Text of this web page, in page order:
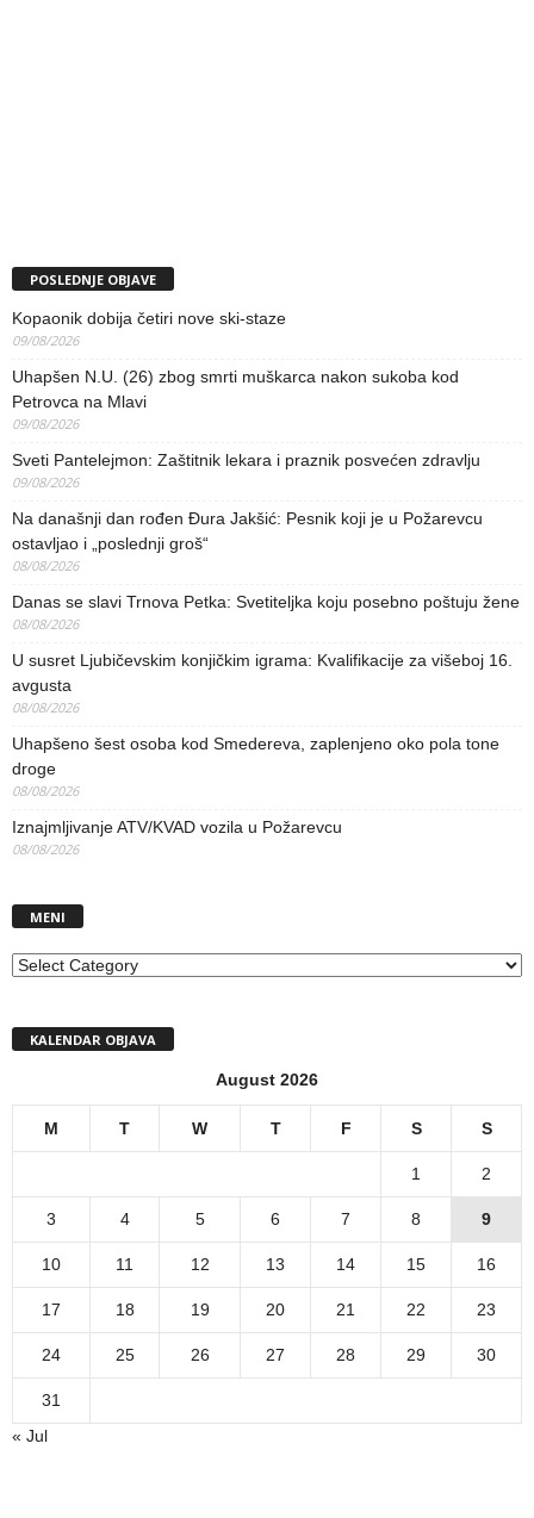
POSLEDNJE OBJAVE
Kopaonik dobija četiri nove ski-staze
09/08/2026
Uhapšen N.U. (26) zbog smrti muškarca nakon sukoba kod
Petrovca na Mlavi
09/08/2026
Sveti Pantelejmon: Zaštitnik lekara i praznik posvećen zdravlju
09/08/2026
Na današnji dan rođen Đura Jakšić: Pesnik koji je u Požarevcu
ostavljao i „poslednji groš“
08/08/2026
Danas se slavi Trnova Petka: Svetiteljka koju posebno poštuju žene
08/08/2026
U susret Ljubičevskim konjičkim igrama: Kvalifikacije za višeboj 16.
avgusta
08/08/2026
Uhapšeno šest osoba kod Smedereva, zaplenjeno oko pola tone
droge
08/08/2026
Iznajmljivanje ATV/KVAD vozila u Požarevcu
08/08/2026
MENI
MENI
KALENDAR OBJAVA
August 2026
M T W T F S S
1 2
3 4 5 6 7 8 9
10 11 12 13 14 15 16
17 18 19 20 21 22 23
24 25 26 27 28 29 30
31
« Jul